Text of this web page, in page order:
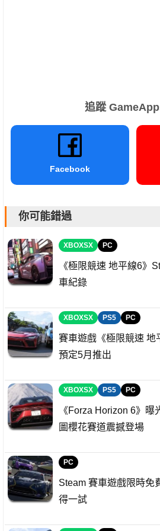
追蹤
Facebook
你可能錯過
XBOXSX PC
《極限競速 地平線6》
車紀錄
XBOXSX PS5 PC
賽車遊戲《極限競速 地
預定5月推出
XBOXSX PS5 PC
《Forza Horizo​​n 6》
圖櫻花賽道震撼登場
PC
Steam 賽車遊戲限時免
得一試